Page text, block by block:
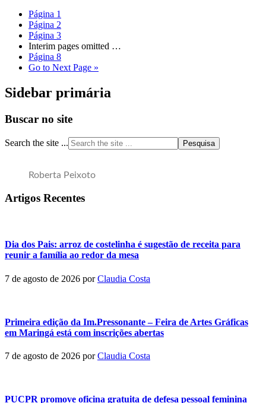
Página 1
Página 2
Página 3
Interim pages omitted …
Página 8
Go to Next Page »
Sidebar primária
Buscar no site
Search the site ...
Roberta Peixoto
Artigos Recentes
Dia dos Pais: arroz de costelinha é sugestão de receita para
reunir a família ao redor da mesa
7 de agosto de 2026 porClaudia Costa
Primeira edição da Im.Pressonante – Feira de Artes Gráficas
em Maringá está com inscrições abertas
7 de agosto de 2026 porClaudia Costa
PUCPR promove oficina gratuita de defesa pessoal feminina